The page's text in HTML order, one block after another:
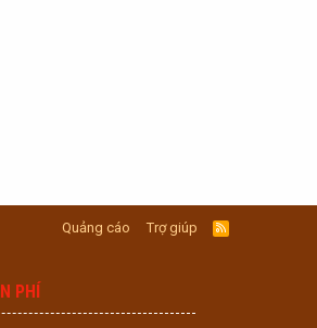
Quảng cáo Trợ giúp
R
S
PHÍ